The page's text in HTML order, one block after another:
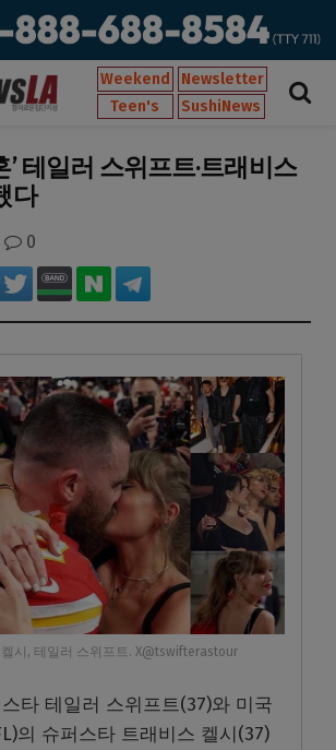
Weekend
Newsletter
Teen's
SushiNews
’ 테일러 스위프트·트래비스
다
0
시, 테일러 스위프트. X@tswifterastour
타 테일러 스위프트(37)와 미국
의 슈퍼스타 트래비스 켈시(37)